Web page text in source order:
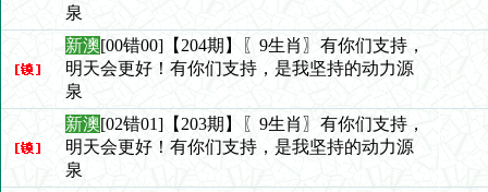
泉
新澳[00错00]【204期】〖9生肖〗有你们支持，
明天会更好！有你们支持，是我坚持的动力源
泉
新澳[02错01]【203期】〖9生肖〗有你们支持，
明天会更好！有你们支持，是我坚持的动力源
泉